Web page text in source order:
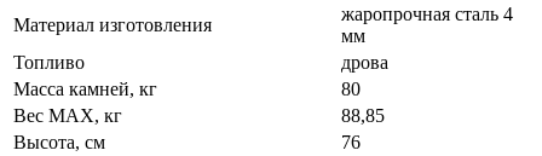
дверцы
Материал изготовления
жаропрочная сталь 4
мм
Топливо
дрова
Масса камней, кг
80
Вес МАХ, кг
88,85
Высота, см
76